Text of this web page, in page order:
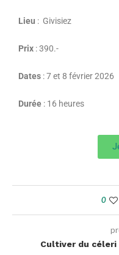
Lieu : Givisiez
Prix : 390.-
Dates : 7 et 8 février 2026
Durée : 16 heures
0
Cultiver du